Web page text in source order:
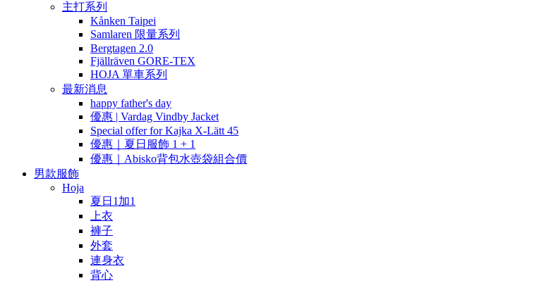
主打系列
Kånken Taipei
Samlaren 限量系列
Bergtagen 2.0
Fjällräven GORE-TEX
HOJA 單車系列
最新消息
happy father's day
優惠 | Vardag Vindby Jacket
Special offer for Kajka X-Lätt 45
優惠｜夏日服飾 1 + 1
優惠｜Abisko背包水壺袋組合價
男款服飾
Hoja
夏日1加1
上衣
褲子
外套
連身衣
背心